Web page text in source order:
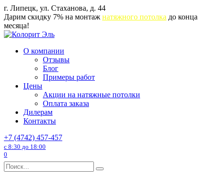
Перейти
к
содержанию
г. Липецк, ул. Стаханова, д. 44
Дарим скидку 7% на монтаж натяжного потолка до конца
месяца!
О компании
Отзывы
Блог
Примеры работ
Цены
Акции на натяжные потолки
Оплата заказа
Дилерам
Контакты
+7 (4742) 457-457
с 8:30 до 18:00
0
Search
for: